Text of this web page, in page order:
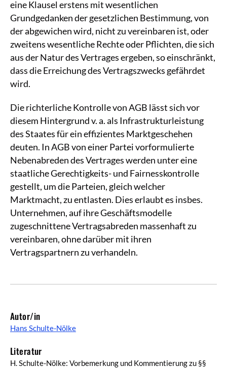
eine Klausel erstens mit wesentlichen
Grundgedanken der gesetzlichen Bestimmung, von
der abgewichen wird, nicht zu vereinbaren ist, oder
zweitens wesentliche Rechte oder Pflichten, die sich
aus der Natur des Vertrages ergeben, so einschränkt,
dass die Erreichung des Vertragszwecks gefährdet
wird.
Die richterliche Kontrolle von AGB lässt sich vor
diesem Hintergrund v. a. als Infrastrukturleistung
des Staates für ein effizientes Marktgeschehen
deuten. In AGB von einer Partei vorformulierte
Nebenabreden des Vertrages werden unter eine
staatliche Gerechtigkeits- und Fairnesskontrolle
gestellt, um die Parteien, gleich welcher
Marktmacht, zu entlasten. Dies erlaubt es insbes.
Unternehmen, auf ihre Geschäftsmodelle
zugeschnittene Vertragsabreden massenhaft zu
vereinbaren, ohne darüber mit ihren
Vertragspartnern zu verhandeln.
Autor/in
Hans Schulte-Nölke
Literatur
H. Schulte-Nölke: Vorbemerkung und Kommentierung zu §§